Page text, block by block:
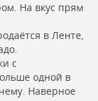
На вкус прям
в Ленте,
с
одной в
Наверное